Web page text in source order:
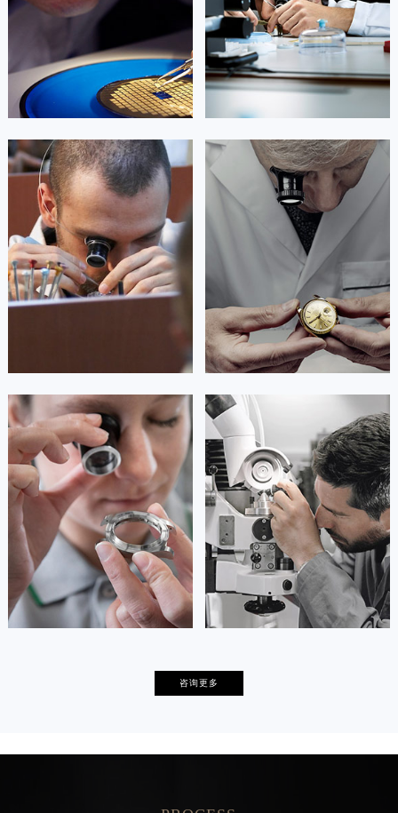
北京帕玛强尼维修  上海帕玛强尼维修
艾德琳·亚历桑德拉
资深帕玛强尼技师
是帕玛强尼售后服务中心
(帕玛强尼保养维修中心)
的高级技师之一
Guangzhou parmigiani Maintain
center
艾莉森·安吉莉亚
资深帕玛强尼技师
是帕玛强尼售后服务中心
(帕玛强尼保养维修中心)
的高级技师之一
Shenzhen parmigiani Maintain center
 深圳帕玛强尼维修
安尼塔·阿普里尔
资深帕玛强尼技师
是帕玛强尼售后服务中心
(帕玛强尼保养维修中心)
的高级技师之一
Tianjin parmigiani Maintain center
 天津帕玛强尼维修
贝亚特·布兰奇
资深帕玛强尼技师
是帕玛强尼售后服务中心
(帕玛强尼保养维修中心)
的高级技师之一
Nanjing parmigiani Maintain center
 上海帕玛强尼保养
辛迪·克莱门特
资深帕玛强尼技师
咨询更多